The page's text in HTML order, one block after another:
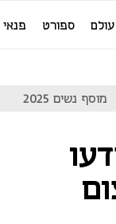
עולם ספורט פנאי
מוסף נשים 2025